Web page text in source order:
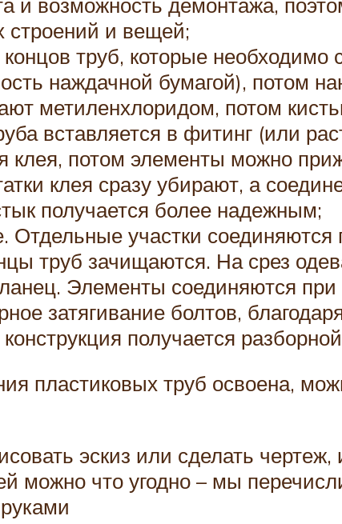
строений и вещей;
труб, которые
наждачной бумагой), потом
метиленхлоридом, потом
вставляется в фитинг (или
клея, потом элементы можно
клея сразу убирают, а
получается более надежным;
Отдельные участки
труб зачищаются. На срез
Элементы соединяются
затягивание болтов,
получается
пластиковых труб освоена,
эскиз или сделать
можно что угодно – мы